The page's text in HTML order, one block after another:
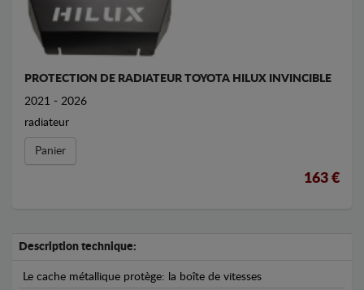
PROTECTION DE RADIATEUR TOYOTA HILUX INVINCIBLE
2021 - 2026
radiateur
Panier
163 €
Description technique:
Le cache métallique protège: la boîte de vitesses